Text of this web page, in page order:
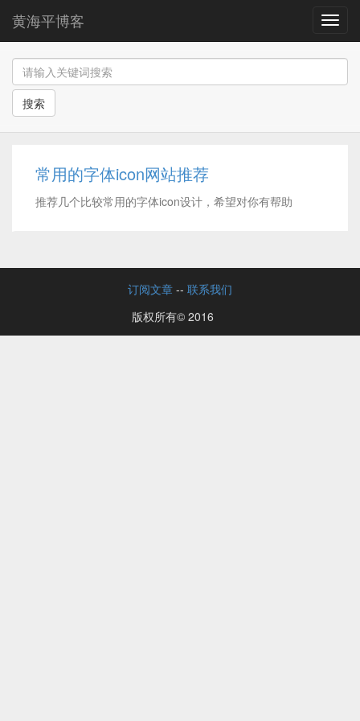
导
航
黄海平博客
搜索
常用的字体icon网站推荐
推荐几个比较常用的字体icon设计，希望对你有帮助
订阅文章 -- 联系我们
版权所有© 2016